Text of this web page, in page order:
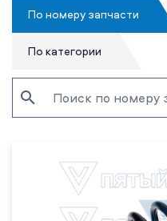
По номеру запчасти
По категории